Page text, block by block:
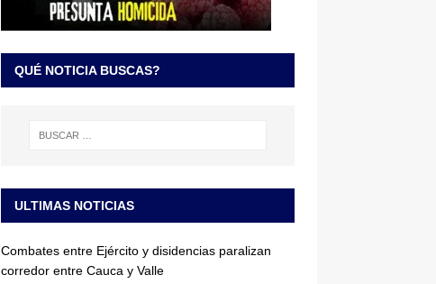
QUÉ NOTICIA BUSCAS?
ULTIMAS NOTICIAS
Combates entre Ejército y disidencias paralizan
corredor entre Cauca y Valle